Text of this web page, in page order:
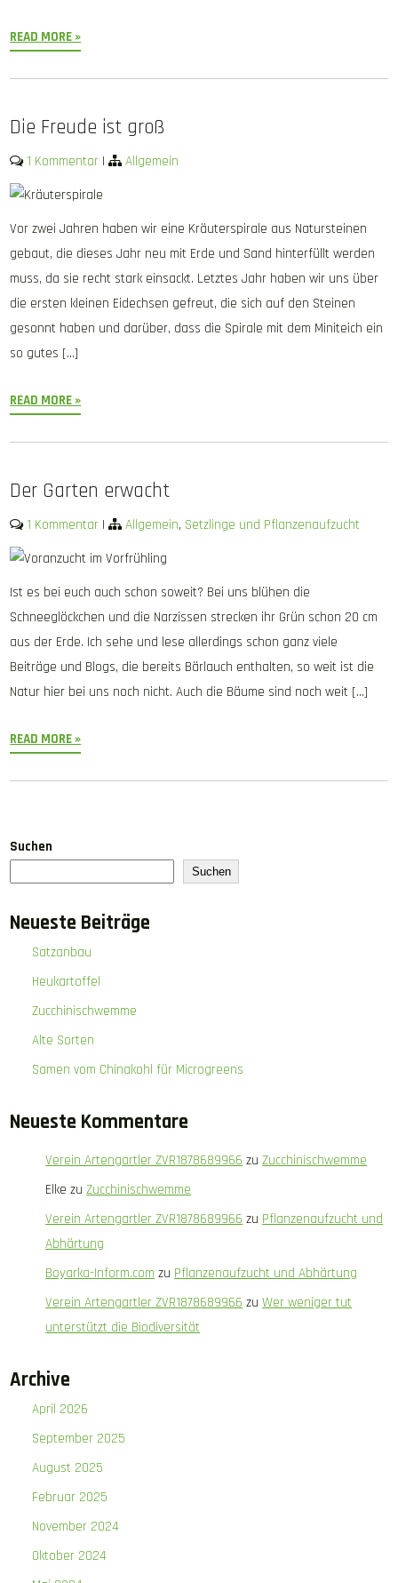
READ MORE »
Die Freude ist groß
1 Kommentar | Allgemein
Vor zwei Jahren haben wir eine Kräuterspirale aus Natursteinen
gebaut, die dieses Jahr neu mit Erde und Sand hinterfüllt werden
muss, da sie recht stark einsackt. Letztes Jahr haben wir uns über
die ersten kleinen Eidechsen gefreut, die sich auf den Steinen
gesonnt haben und darüber, dass die Spirale mit dem Miniteich ein
so gutes […]
READ MORE »
Der Garten erwacht
1 Kommentar | Allgemein, Setzlinge und Pflanzenaufzucht
Ist es bei euch auch schon soweit? Bei uns blühen die
Schneeglöckchen und die Narzissen strecken ihr Grün schon 20 cm
aus der Erde. Ich sehe und lese allerdings schon ganz viele
Beiträge und Blogs, die bereits Bärlauch enthalten, so weit ist die
Natur hier bei uns noch nicht. Auch die Bäume sind noch weit […]
READ MORE »
Suchen
Suchen
Neueste Beiträge
Satzanbau
Heukartoffel
Zucchinischwemme
Alte Sorten
Samen vom Chinakohl für Microgreens
Neueste Kommentare
Verein Artengartler ZVR1878689966 zuZucchinischwemme
Elke zuZucchinischwemme
Verein Artengartler ZVR1878689966 zu Pflanzenaufzucht und
Abhärtung
Boyarka-Inform.com zu Pflanzenaufzucht und Abhärtung
Verein Artengartler ZVR1878689966 zuWer weniger tut
unterstützt die Biodiversität
Archive
April 2026
September 2025
August 2025
Februar 2025
November 2024
Oktober 2024